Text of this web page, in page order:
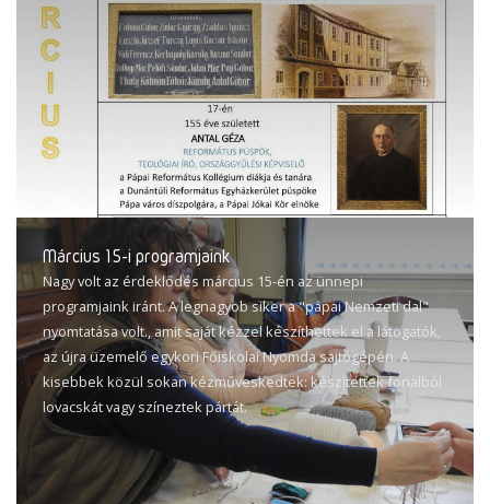
Március 15-i programjaink
Nagy volt az érdeklődés március 15-én az ünnepi
programjaink iránt. A legnagyob siker a "pápai Nemzeti dal"
nyomtatása volt., amit saját kézzel készíthettek el a látogatók,
az újra üzemelő egykori Főiskolai Nyomda sajtógépén. A
kisebbek közül sokan kézműveskedtek: készítettek fonalból
lovacskát vagy színeztek pártát.